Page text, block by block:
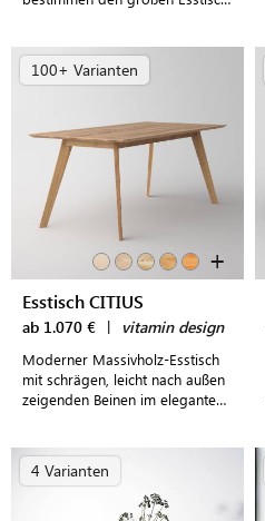
100+ Varianten
+
Esstisch CITIUS
ab 1.070 € | vitamin design
Moderner Massivholz-Esstisch
mit schrägen, leicht nach außen
zeigenden Beinen im eleganten
4 Varianten